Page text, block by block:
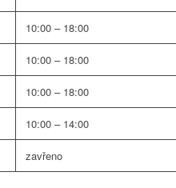
10:00 – 18:00
10:00 – 18:00
10:00 – 18:00
10:00 – 14:00
zavřeno